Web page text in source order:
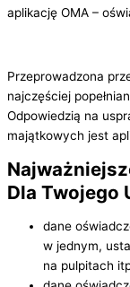
aplikację OMA –
Przeprowadzona
najczęściej
Odpowiedzią na
majątkowych jest
Dla Twojego
dane
w jednym,
na pulpitach